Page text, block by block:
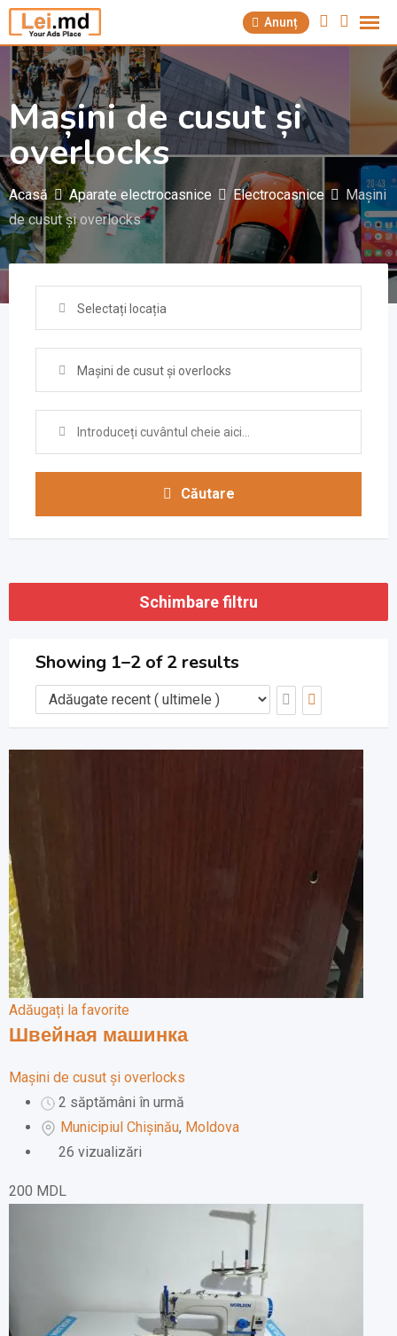
Săriți
la
conținut
Anunț
Mașini de cusut și
overlocks
Acasă Aparate electrocasnice Electrocasnice
Mașini
de cusut și overlocks
Selectați locația
Mașini de cusut și overlocks
Căutare
Schimbare filtru
Showing 1–2 of 2 results
Adăugați la favorite
Швейная машинка
Mașini de cusut și overlocks
2 săptămâni în urmă
Municipiul Chișinău, Moldova
26 vizualizări
200 MDL